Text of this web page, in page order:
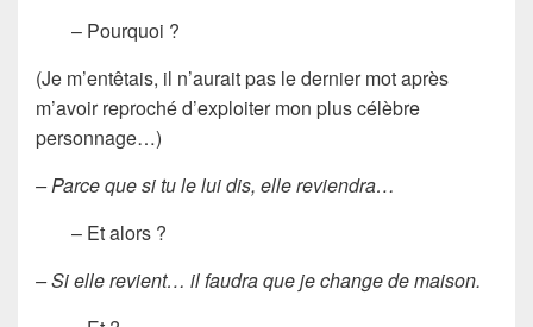
– Pourquoi ?
(Je m’entêtais, il n’aurait pas le dernier mot après
m’avoir reproché d’exploiter mon plus célèbre
personnage…)
– Parce que si tu le lui dis, elle reviendra…
– Et alors ?
– Si elle revient… il faudra que je change de maison.